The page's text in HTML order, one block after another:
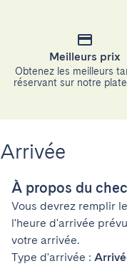
Meilleurs prix
Obtenez les meilleurs
réservant sur notre
Arrivée
À propos du
Vous devrez remplir le
l'heure d'arrivée
votre arrivée.
Type d'arrivée :